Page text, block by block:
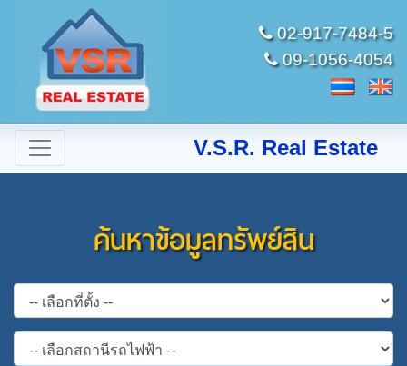
02-917-7484-5
09-1056-4054
V.S.R. Real Estate
ค้นหาข้อมูลทรัพย์สิน